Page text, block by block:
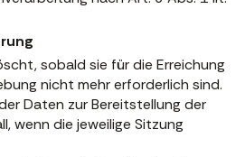
sobald sie für die Erreichung
nicht mehr erforderlich sind.
Daten zur Bereitstellung der
wenn die jeweilige Sitzung